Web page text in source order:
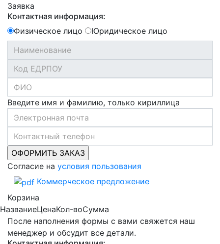
Заявка
Контактная информация:
Физическое лицо
Юридическое лицо
Введите имя и фамилию, только кириллица
Согласие на условия пользования
Коммерческое предложение
Корзина
НазваниеЦенаКол-воСумма
После наполнения формы с вами свяжется наш
менеджер и обсудит все детали.